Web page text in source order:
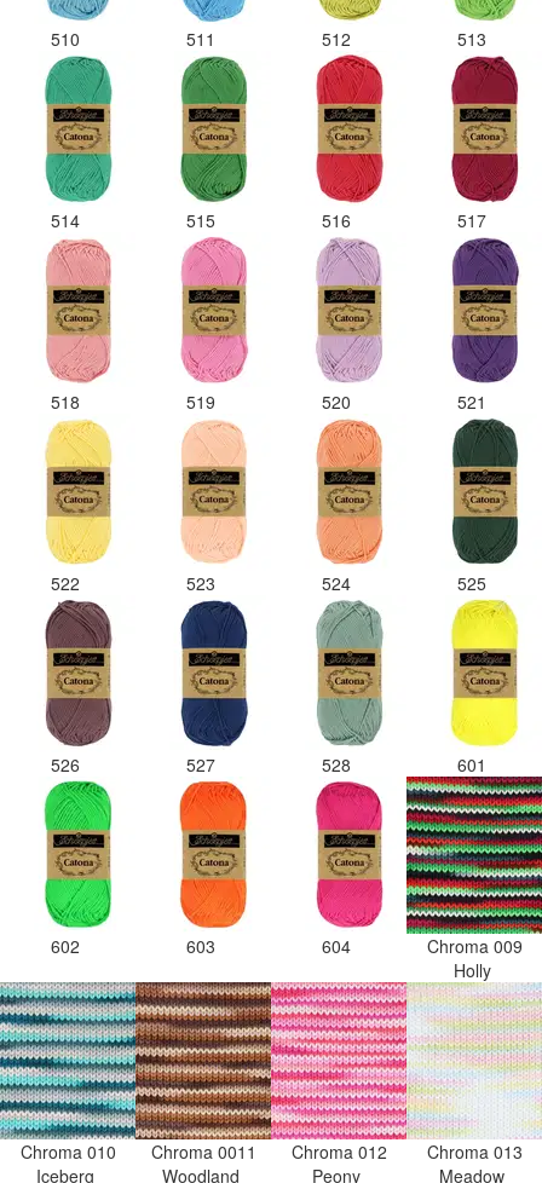
510 511 512 513
514 515 516 517
518 519 520 521
522 523 524 525
526 527 528 601
602 603 604
Chroma 009
Holly
Chroma 010
Iceberg
Chroma 0011
Woodland
Chroma 012
Peony
Chroma 013
Meadow